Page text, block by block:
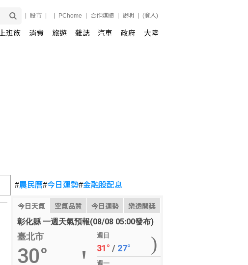
股市 PChome 合作媒體 說明 (登入)
上班族 消費 旅遊 雜誌 汽車 政府 大陸
#農民曆#今日運勢#金融股配息
今日天氣 空氣品質 今日運勢 樂透開獎
彰化縣 一週天氣預報(08/08 05:00發布)
臺北市
30°
週日
31° / 27°
週一